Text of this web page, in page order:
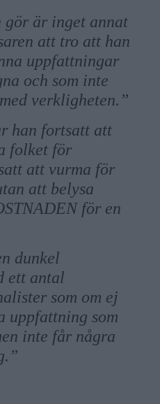
att tro att han
uppfattningar
och som inte
verkligheten.”
han fortsatt att
folket för
att vurma för
att belysa
för en
dunkel
ett antal
som om ej
uppfattning som
inte får några